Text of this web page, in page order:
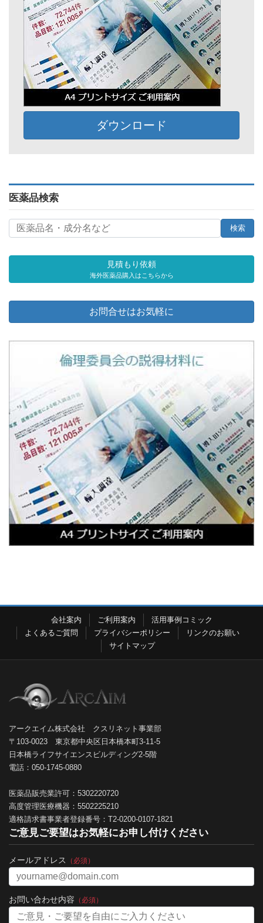
ダウンロード
医薬品検索
見積もり依頼
海外医薬品購入はこちらから
お問合せはお気軽に
会社案内 ご利用案内
活用事例コミック
よくあるご質問
プライバシーポリシー
リンクのお願い
サイトマップ
アークエイム株式会社 クスリネット事業部
〒103-0023 東京都中央区日本橋本町3-11-5
日本橋ライフサイエンスビルディング2-5階
電話：050-1745-0880
医薬品販売業許可：5302220720
高度管理医療機器：5502225210
適格請求書事業者登録番号：T2-0200-0107-1821
ご意見ご要望はお気軽にお申し付けください
メールアドレス （必須）
お問い合わせ内容 （必須）